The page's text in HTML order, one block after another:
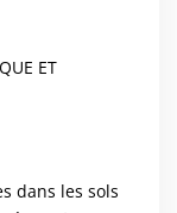
ET
dans les sols